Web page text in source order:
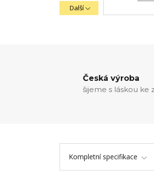
Další
Česká výroba
šijeme s láskou ke
Kompletní specifikace